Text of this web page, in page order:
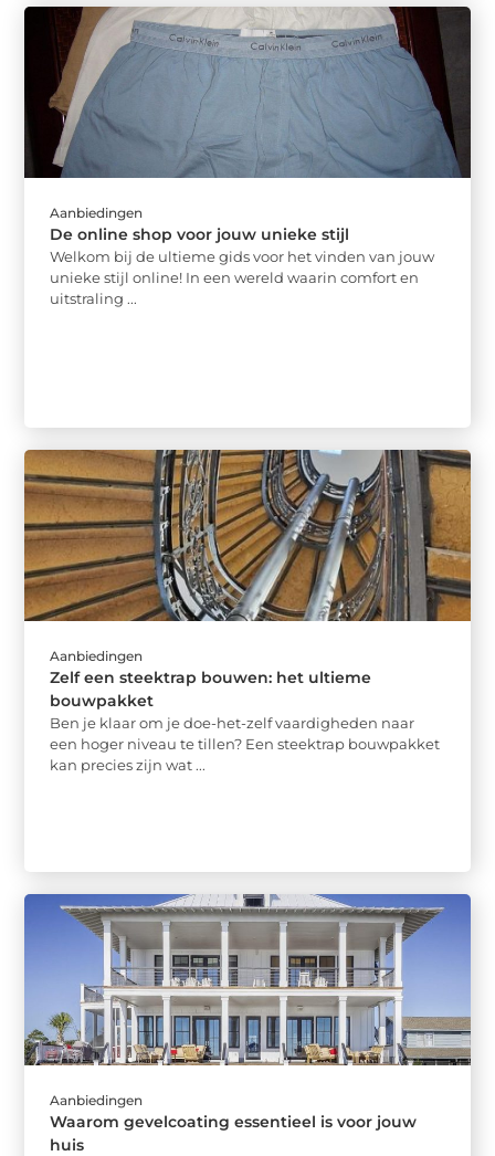
Aanbiedingen
De online shop voor jouw unieke stijl
Welkom bij de ultieme gids voor het vinden van jouw
unieke stijl online! In een wereld waarin comfort en
uitstraling ...
Aanbiedingen
Zelf een steektrap bouwen: het ultieme
bouwpakket
Ben je klaar om je doe-het-zelf vaardigheden naar
een hoger niveau te tillen? Een steektrap bouwpakket
kan precies zijn wat ...
Aanbiedingen
Waarom gevelcoating essentieel is voor jouw
huis